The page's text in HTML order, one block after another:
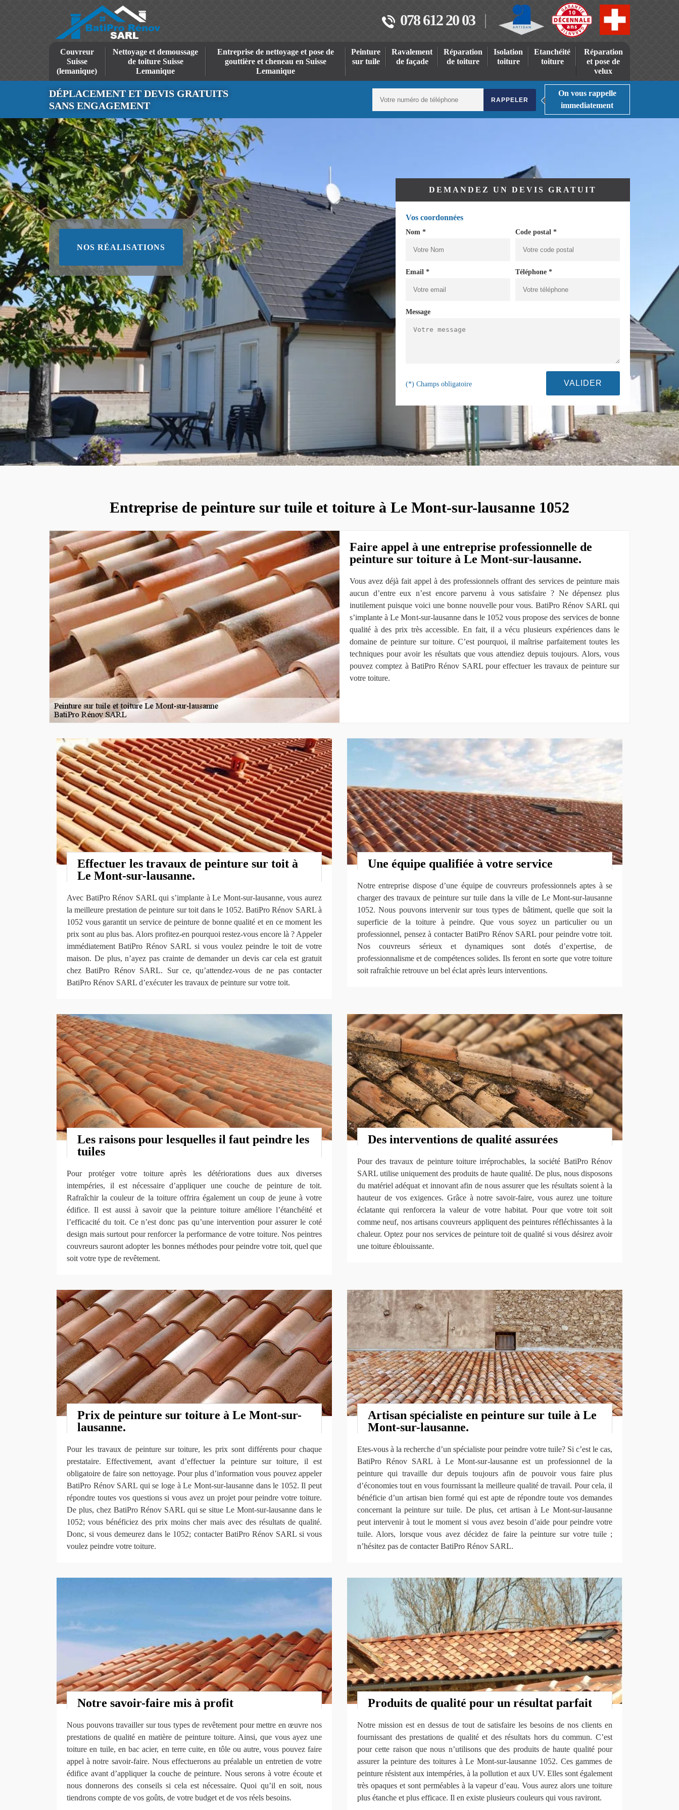
078 612 20 03
Couvreur
Suisse
(lemanique)
Nettoyage et demoussage
de toiture Suisse
Lemanique
Entreprise de nettoyage et pose de
gouttière et cheneau en Suisse
Lemanique
Peinture
sur tuile
Ravalement
de façade
Réparation
de toiture
Isolation
toiture
Etanchéité
toiture
Réparation
et pose de
velux
DÉPLACEMENT ET DEVIS GRATUITS
SANS ENGAGEMENT
On vous rappelle
immediatement
NOS RÉALISATIONS
DEMANDEZ UN DEVIS GRATUIT
Vos coordonnées
Nom * Code postal *
Email * Téléphone *
Message
(*) Champs obligatoire
Entreprise de peinture sur tuile et toiture à Le Mont-sur-lausanne 1052
Faire appel à une entreprise professionnelle de
peinture sur toiture à Le Mont-sur-lausanne.
Vous avez déjà fait appel à des professionnels offrant des services de peinture mais
aucun d’entre eux n’est encore parvenu à vous satisfaire ? Ne dépensez plus
inutilement puisque voici une bonne nouvelle pour vous. BatiPro Rénov SARL qui
s’implante à Le Mont-sur-lausanne dans le 1052 vous propose des services de bonne
qualité à des prix très accessible. En fait, il a vécu plusieurs expériences dans le
domaine de peinture sur toiture. C’est pourquoi, il maîtrise parfaitement toutes les
techniques pour avoir les résultats que vous attendiez depuis toujours. Alors, vous
pouvez comptez à BatiPro Rénov SARL pour effectuer les travaux de peinture sur
votre toiture.
Effectuer les travaux de peinture sur toit à
Le Mont-sur-lausanne.
Avec BatiPro Rénov SARL qui s’implante à Le Mont-sur-lausanne, vous aurez
la meilleure prestation de peinture sur toit dans le 1052. BatiPro Rénov SARL à
1052 vous garantit un service de peinture de bonne qualité et en ce moment les
prix sont au plus bas. Alors profitez-en pourquoi restez-vous encore là ? Appeler
immédiatement BatiPro Rénov SARL si vous voulez peindre le toit de votre
maison. De plus, n’ayez pas crainte de demander un devis car cela est gratuit
chez BatiPro Rénov SARL. Sur ce, qu’attendez-vous de ne pas contacter
BatiPro Rénov SARL d’exécuter les travaux de peinture sur votre toit.
Une équipe qualifiée à votre service
Notre entreprise dispose d’une équipe de couvreurs professionnels aptes à se
charger des travaux de peinture sur tuile dans la ville de Le Mont-sur-lausanne
1052. Nous pouvons intervenir sur tous types de bâtiment, quelle que soit la
superficie de la toiture à peindre. Que vous soyez un particulier ou un
professionnel, pensez à contacter BatiPro Rénov SARL pour peindre votre toit.
Nos couvreurs sérieux et dynamiques sont dotés d’expertise, de
professionnalisme et de compétences solides. Ils feront en sorte que votre toiture
soit rafraîchie retrouve un bel éclat après leurs interventions.
Les raisons pour lesquelles il faut peindre les
tuiles
Pour protéger votre toiture après les détériorations dues aux diverses
intempéries, il est nécessaire d’appliquer une couche de peinture de toit.
Rafraîchir la couleur de la toiture offrira également un coup de jeune à votre
édifice. Il est aussi à savoir que la peinture toiture améliore l’étanchéité et
l’efficacité du toit. Ce n’est donc pas qu’une intervention pour assurer le coté
design mais surtout pour renforcer la performance de votre toiture. Nos peintres
couvreurs sauront adopter les bonnes méthodes pour peindre votre toit, quel que
soit votre type de revêtement.
Des interventions de qualité assurées
Pour des travaux de peinture toiture irréprochables, la société BatiPro Rénov
SARL utilise uniquement des produits de haute qualité. De plus, nous disposons
du matériel adéquat et innovant afin de nous assurer que les résultats soient à la
hauteur de vos exigences. Grâce à notre savoir-faire, vous aurez une toiture
éclatante qui renforcera la valeur de votre habitat. Pour que votre toit soit
comme neuf, nos artisans couvreurs appliquent des peintures réfléchissantes à la
chaleur. Optez pour nos services de peinture toit de qualité si vous désirez avoir
une toiture éblouissante.
Prix de peinture sur toiture à Le Mont-sur-
lausanne.
Pour les travaux de peinture sur toiture, les prix sont différents pour chaque
prestataire. Effectivement, avant d’effectuer la peinture sur toiture, il est
obligatoire de faire son nettoyage. Pour plus d’information vous pouvez appeler
BatiPro Rénov SARL qui se loge à Le Mont-sur-lausanne dans le 1052. Il peut
répondre toutes vos questions si vous avez un projet pour peindre votre toiture.
De plus, chez BatiPro Rénov SARL qui se situe Le Mont-sur-lausanne dans le
1052; vous bénéficiez des prix moins cher mais avec des résultats de qualité.
Donc, si vous demeurez dans le 1052; contacter BatiPro Rénov SARL si vous
voulez peindre votre toiture.
Artisan spécialiste en peinture sur tuile à Le
Mont-sur-lausanne.
Etes-vous à la recherche d’un spécialiste pour peindre votre tuile? Si c’est le cas,
BatiPro Rénov SARL à Le Mont-sur-lausanne est un professionnel de la
peinture qui travaille dur depuis toujours afin de pouvoir vous faire plus
d’économies tout en vous fournissant la meilleure qualité de travail. Pour cela, il
bénéficie d’un artisan bien formé qui est apte de répondre toute vos demandes
concernant la peinture sur tuile. De plus, cet artisan à Le Mont-sur-lausanne
peut intervenir à tout le moment si vous avez besoin d’aide pour peindre votre
tuile. Alors, lorsque vous avez décidez de faire la peinture sur votre tuile ;
n’hésitez pas de contacter BatiPro Rénov SARL.
Notre savoir-faire mis à profit
Nous pouvons travailler sur tous types de revêtement pour mettre en œuvre nos
prestations de qualité en matière de peinture toiture. Ainsi, que vous ayez une
toiture en tuile, en bac acier, en terre cuite, en tôle ou autre, vous pouvez faire
appel à notre savoir-faire. Nous effectuerons au préalable un entretien de votre
édifice avant d’appliquer la couche de peinture. Nous serons à votre écoute et
nous donnerons des conseils si cela est nécessaire. Quoi qu’il en soit, nous
tiendrons compte de vos goûts, de votre budget et de vos réels besoins.
Produits de qualité pour un résultat parfait
Notre mission est en dessus de tout de satisfaire les besoins de nos clients en
fournissant des prestations de qualité et des résultats hors du commun. C’est
pour cette raison que nous n’utilisons que des produits de haute qualité pour
assurer la peinture des toitures à Le Mont-sur-lausanne 1052. Ces gammes de
peinture résistent aux intempéries, à la pollution et aux UV. Elles sont également
très opaques et sont perméables à la vapeur d’eau. Vous aurez alors une toiture
plus étanche et plus efficace. Il en existe plusieurs couleurs qui vous raviront.